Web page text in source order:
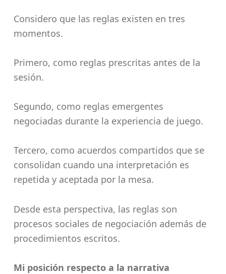
Considero que las reglas existen en tres
momentos.
Primero, como reglas prescritas antes de la
sesión.
Segundo, como reglas emergentes
negociadas durante la experiencia de juego.
Tercero, como acuerdos compartidos que se
consolidan cuando una interpretación es
repetida y aceptada por la mesa.
Desde esta perspectiva, las reglas son
procesos sociales de negociación además de
procedimientos escritos.
Mi posición respecto a la narrativa